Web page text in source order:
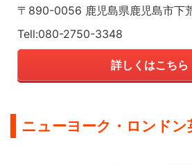
〒890-0056 鹿児島県鹿児島市下
Tell:080-2750-3348
詳しくはこちら
ニューヨーク・ロンドン